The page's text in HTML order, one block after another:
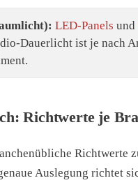
LED-Panels und
Dauerlicht ist je nach
Richtwerte je
Richtwerte
Auslegung richtet